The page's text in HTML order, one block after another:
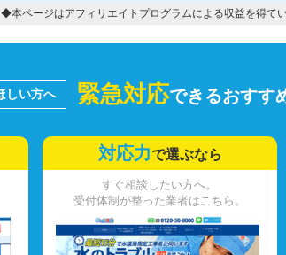
◆本ページはアフィリエイトプログラムによる収益を得てい
緊急対応できるおすす
対応力で選ぶなら
すぐ相談したい方へ。
受付体制が整った業者はこちら。